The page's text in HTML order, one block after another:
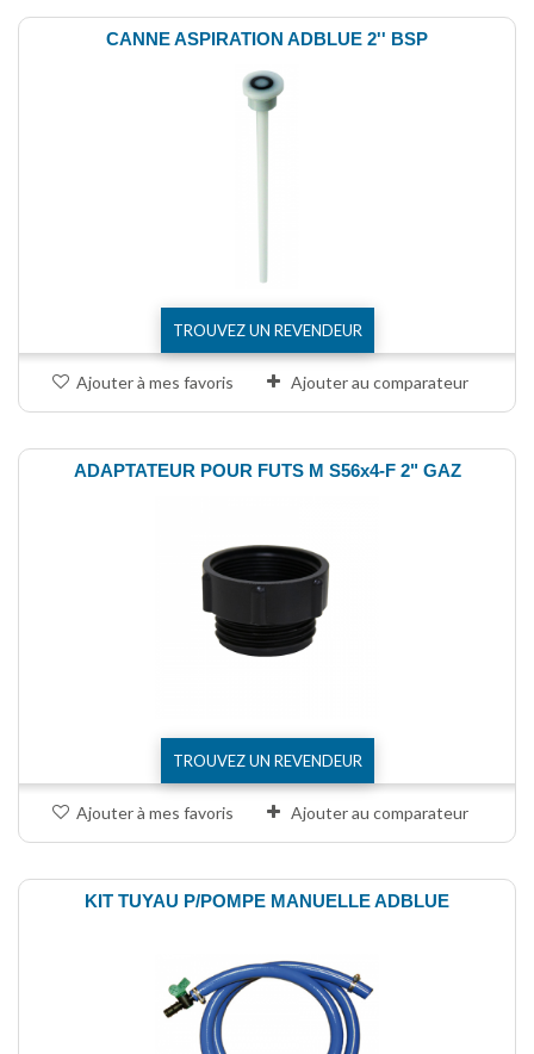
CANNE ASPIRATION ADBLUE 2'' BSP
TROUVEZ UN REVENDEUR
Ajouter à mes favoris Ajouter au comparateur
ADAPTATEUR POUR FUTS M S56x4-F 2" GAZ
TROUVEZ UN REVENDEUR
Ajouter à mes favoris Ajouter au comparateur
KIT TUYAU P/POMPE MANUELLE ADBLUE